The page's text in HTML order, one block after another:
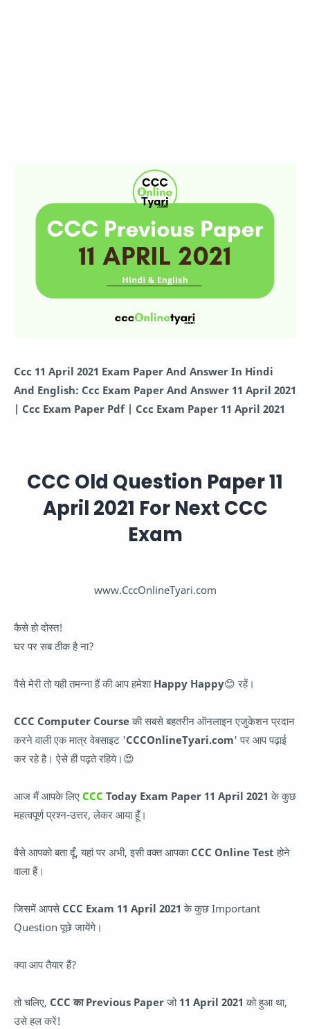
Ccc 11 April 2021 Exam Paper And Answer In Hindi
And English: Ccc Exam Paper And Answer 11 April 2021
| Ccc Exam Paper Pdf | Ccc Exam Paper 11 April 2021
CCC Old Question Paper 11
April 2021 For Next CCC
Exam
www.CccOnlineTyari.com
कैसे हो दोस्त!
घर पर सब ठीक है ना?
वैसे मेरी तो यही तमन्ना हैं की आप हमेशा Happy Happy😊 रहें।
CCC Computer Courseकी सबसे बहतरीन ऑनलाइन एजुकेशन प्रदान
करने वाली एक मात्र वेबसाइट 'CCCOnlineTyari.com' पर आप पढ़ाई
कर रहे है। ऐसे ही पढ़ते रहिये।😍
आज मैं आपके लिए CCC Today Exam Paper 11 April 2021 के कुछ
महत्वपूर्ण प्रश्न-उत्तर, लेकर आया हूँ।
वैसे आपको बता दूँ, यहां पर अभी, इसी वक्त आपका CCC Online Test होने
वाला हैं।
जिसमें आपसे CCC Exam 11 April 2021 के कुछ Important
Question पूछे जायेंगे।
क्या आप तैयार हैं?
तो चलिए, CCC का Previous Paperजो 11 April 2021 को हुआ था,
उसे हल करें!